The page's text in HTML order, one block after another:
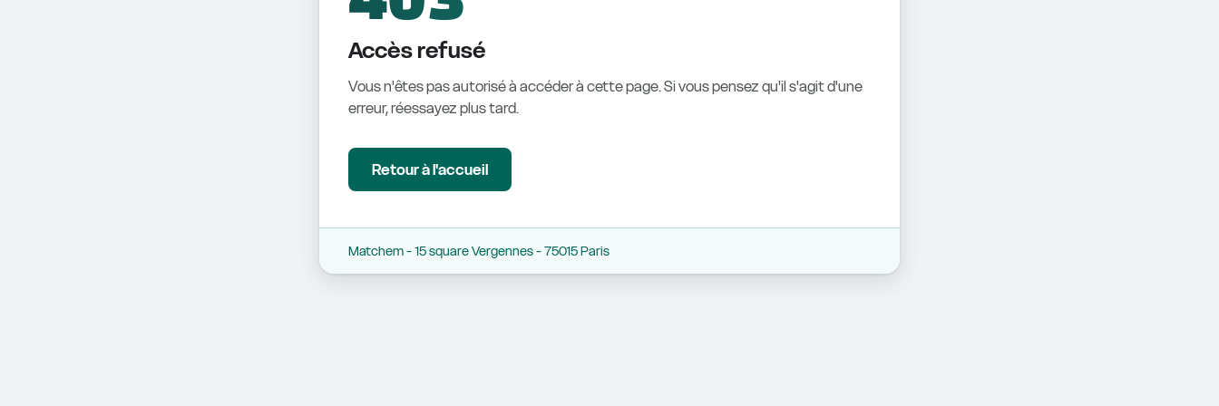
Accès refusé
Vous n'êtes pas autorisé à accéder à cette page. Si vous pensez qu'il s'agit d'une
erreur, réessayez plus tard.
Retour à l'accueil
Matchem - 15 square Vergennes - 75015 Paris